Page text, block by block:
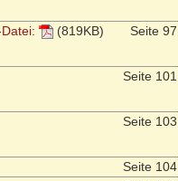
(819KB)
Seite 97
Seite 101
Seite 103
Seite 104